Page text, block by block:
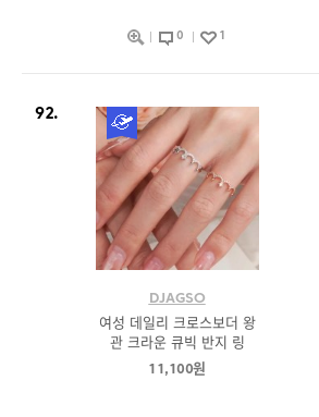
0 1
92.
DJAGSO
여성 데일리 크로스보더 왕
관 크라운 큐빅 반지 링
11,100원